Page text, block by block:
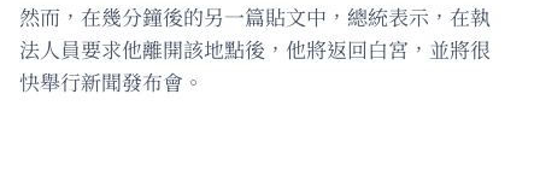
然而，在幾分鐘後的另一篇貼文中，總統表示，在執
法人員要求他離開該地點後，他將返回白宮，並將很
快舉行新聞發布會。